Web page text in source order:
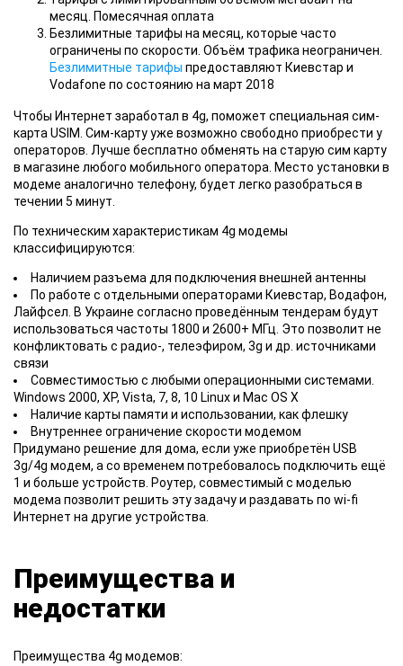
месяц. Помесячная оплата
Безлимитные тарифы на месяц, которые часто
ограничены по скорости. Объём трафика неограничен.
Безлимитные тарифы предоставляют Киевстар и
Vodafone по состоянию на март 2018
Чтобы Интернет заработал в 4g, поможет специальная сим-
карта USIM. Сим-карту уже возможно свободно приобрести у
операторов. Лучше бесплатно обменять на старую сим карту
в магазине любого мобильного оператора. Место установки в
модеме аналогично телефону, будет легко разобраться в
течении 5 минут.
По техническим характеристикам 4g модемы
классифицируются:
Наличием разъема для подключения внешней антенны
По работе с отдельными операторами Киевстар, Водафон,
Лайфсел. В Украине согласно проведённым тендерам будут
использоваться частоты 1800 и 2600+ МГц. Это позволит не
конфликтовать с радио-, телеэфиром, 3g и др. источниками
связи
Совместимостью с любыми операционными системами.
Windows 2000, XP, Vista, 7, 8, 10 Linux и Mac OS X
Наличие карты памяти и использовании, как флешку
Внутреннее ограничение скорости модемом
Придумано решение для дома, если уже приобретён USB
3g/4g модем, а со временем потребовалось подключить ещё
1 и больше устройств. Роутер, совместимый с моделью
модема позволит решить эту задачу и раздавать по wi-fi
Интернет на другие устройства.
Преимущества и
недостатки
Преимущества 4g модемов: